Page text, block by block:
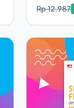
Rp 12.987